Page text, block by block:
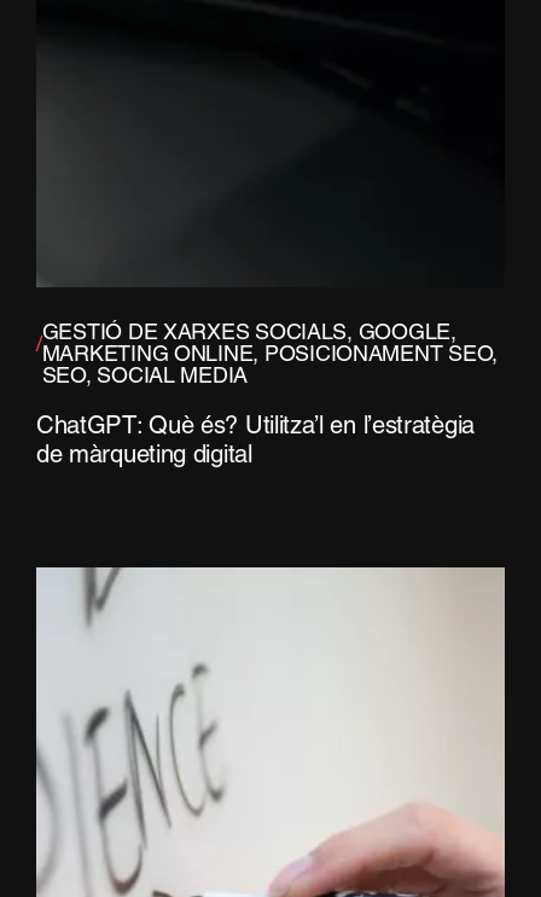
/
GESTIÓ DE XARXES SOCIALS, GOOGLE,
MARKETING ONLINE, POSICIONAMENT SEO,
SEO, SOCIAL MEDIA
ChatGPT: Què és? Utilitza’l en l’estratègia
de màrqueting digital